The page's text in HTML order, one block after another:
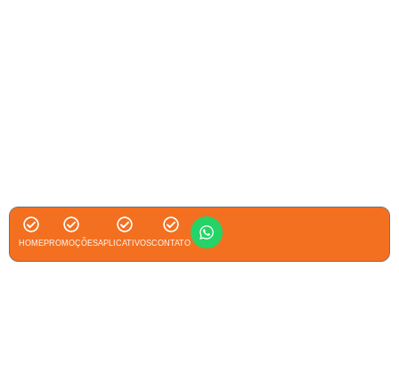
HOMEPROMOÇÕESAPLICATIVOSCONTATO